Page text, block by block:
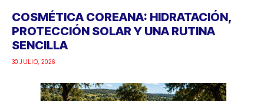
COSMÉTICA COREANA: HIDRATACIÓN,
PROTECCIÓN SOLAR Y UNA RUTINA
SENCILLA
30 JULIO, 2026